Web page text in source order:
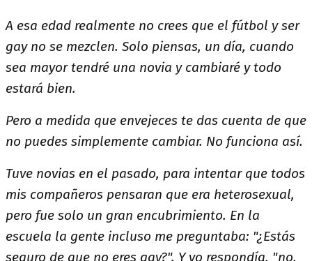
A esa edad realmente no crees que el fútbol y ser
gay no se mezclen. Solo piensas, un día, cuando
sea mayor tendré una novia y cambiaré y todo
estará bien.
Pero a medida que envejeces te das cuenta de que
no puedes simplemente cambiar. No funciona así.
Tuve novias en el pasado, para intentar que todos
mis compañeros pensaran que era heterosexual,
pero fue solo un gran encubrimiento. En la
escuela la gente incluso me preguntaba: "¿Estás
seguro de que no eres gay?". Y yo respondía, "no,